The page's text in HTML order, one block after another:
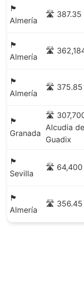
🏴
Almería
🛣️ 387.35
🏴
Almería
🛣️
🏴
Almería
🛣️ 375.85
🏴
Granada
🛣️
Alcudia de
Guadix
🏴
Sevilla
🛣️ 64,400
🏴
Almería
🛣️ 356.45